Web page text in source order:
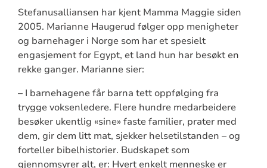
Stefanusalliansen har kjent Mamma Maggie siden
2005. Marianne Haugerud følger opp menigheter
og barnehager i Norge som har et spesielt
engasjement for Egypt, et land hun har besøkt en
rekke ganger. Marianne sier:
– I barnehagene får barna tett oppfølging fra
trygge voksenledere. Flere hundre medarbeidere
besøker ukentlig «sine» faste familier, prater med
dem, gir dem litt mat, sjekker helsetilstanden – og
forteller bibelhistorier. Budskapet som
gjennomsyrer alt, er: Hvert enkelt menneske er